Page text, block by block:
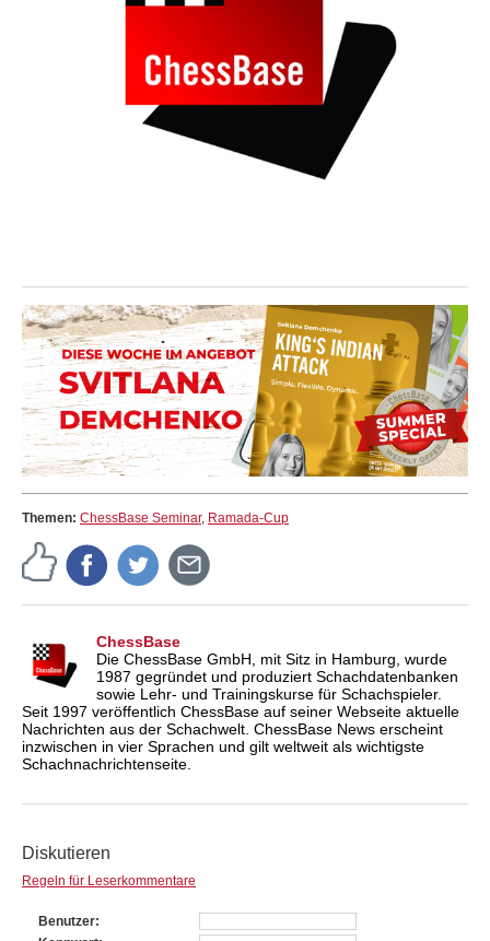
Themen: ChessBase Seminar, Ramada-Cup
ChessBase
Die ChessBase GmbH, mit Sitz in Hamburg, wurde
1987 gegründet und produziert Schachdatenbanken
sowie Lehr- und Trainingskurse für Schachspieler.
Seit 1997 veröffentlich ChessBase auf seiner Webseite aktuelle
Nachrichten aus der Schachwelt. ChessBase News erscheint
inzwischen in vier Sprachen und gilt weltweit als wichtigste
Schachnachrichtenseite.
Diskutieren
Regeln für Leserkommentare
Benutzer